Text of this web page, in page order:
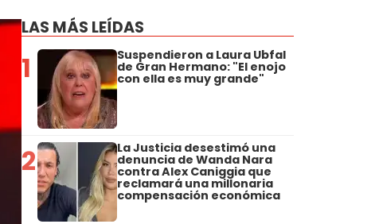
LAS MÁS LEÍDAS
1 Suspendieron a Laura Ubfal
de Gran Hermano: "El enojo
con ella es muy grande"
2 La Justicia desestimó una
denuncia de Wanda Nara
contra Alex Caniggia que
reclamará una millonaria
compensación económica